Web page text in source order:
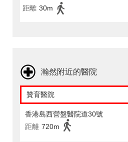
距離 30m
瀚然附近的醫院
贊育醫院
香港島西營盤醫院道30號
距離 720m